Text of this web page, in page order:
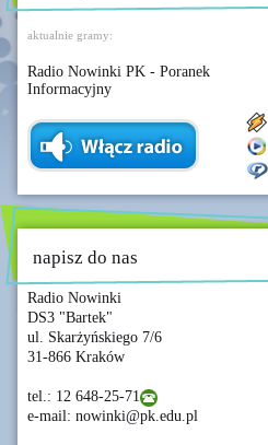
aktualnie gramy:
Radio Nowinki PK - Poranek
Informacyjny
napisz do nas
Radio Nowinki
DS3 "Bartek"
ul. Skarżyńskiego 7/6
31-866 Kraków
tel.: 12 648-25-71
e-mail: nowinki@pk.edu.pl